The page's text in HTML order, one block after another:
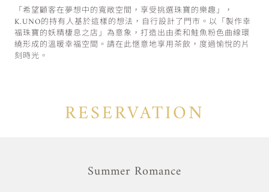
「希望顧客在夢想中的寬敞空間，享受挑選珠寶的樂趣」，
K.UNO的持有人基於這樣的想法，自行設計了門市。以「製作幸
福珠寶的妖精棲息之店」為意象，打造出由柔和鮭魚粉色曲線環
繞形成的溫暖幸福空間。請在此愜意地享用茶飲，度過愉悅的片
刻時光。
RESERVATION
Summer Romance